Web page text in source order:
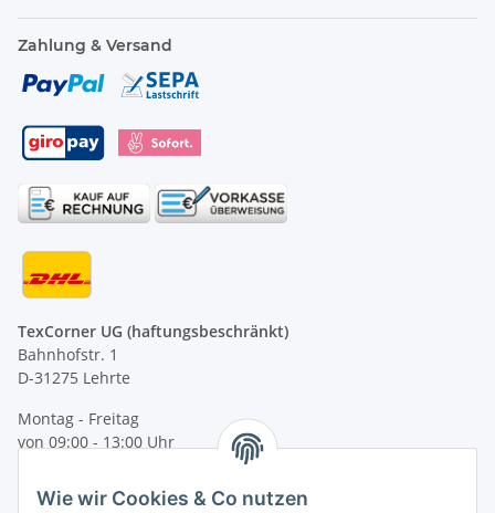
Zahlung & Versand
TexCorner UG (haftungsbeschränkt)
Bahnhofstr. 1
D-31275 Lehrte
Montag - Freitag
von 09:00 - 13:00 Uhr
Tel: +49 (0) 5132 8230689
Wie wir Cookies & Co nutzen